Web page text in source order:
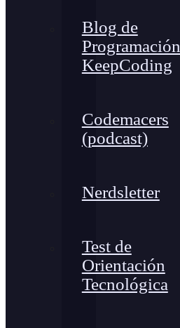
Blog de
Programación
KeepCoding
Codemacers
(podcast)
Nerdsletter
Test de
Orientación
Tecnológica